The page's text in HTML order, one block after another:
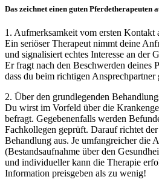
Das zeichnet einen guten Pferdetherapeuten
1. Aufmerksamkeit vom ersten Kontakt
Ein seriöser Therapeut nimmt deine
und signalisiert echtes Interesse an der
Er fragt nach den Beschwerden deines
dass du beim richtigen Ansprechpartner
2. Über den grundlegenden
Du wirst im Vorfeld über die
befragt. Gegebenenfalls werden
Fachkollegen geprüft. Darauf richtet
Behandlung aus. Je umfangreicher die
(Bestandsaufnahme über den
und individueller kann die Therapie
Information preisgeben als zu wenig!